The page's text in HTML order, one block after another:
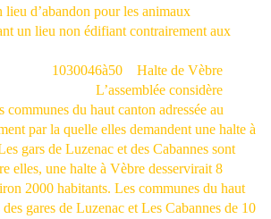
lieu d’abandon pour les animaux
un lieu non édifiant contrairement aux
1030046à50
Halte de Vèbre
L’assemblée considère
communes du haut canton adressée au
par la quelle elles demandent une halte à
gars de Luzenac et des Cabannes sont
elles, une halte à Vèbre desservirait 8
2000 habitants. Les communes du haut
des gares de Luzenac et Les Cabannes de 10